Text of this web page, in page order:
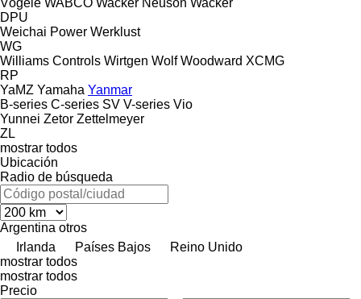
DPU
Weichai Power Werklust
WG
Williams Controls Wirtgen Wolf Woodward XCMG
RP
YaMZ Yamaha Yanmar
B-series C-series SV V-series Vio
Yunnei Zetor Zettelmeyer
ZL
mostrar todos
Ubicación
Radio de búsqueda
Argentina otros
Irlanda
Países Bajos
Reino Unido
mostrar todos
mostrar todos
Precio